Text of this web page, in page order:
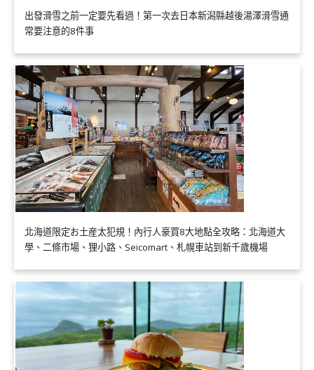
出發滑雪之前一定要先看過！第一次去日本新潟縣越後湯澤滑雪通
常要注意的8件事
北海道限定お土産太犯規！內行人豪買8大地點全攻略：北海道大
學、二條市場、狸小路、Seicomart、札幌車站到新千歲機場